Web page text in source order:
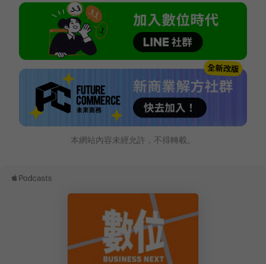
本網站內容未經允許，不得轉載。